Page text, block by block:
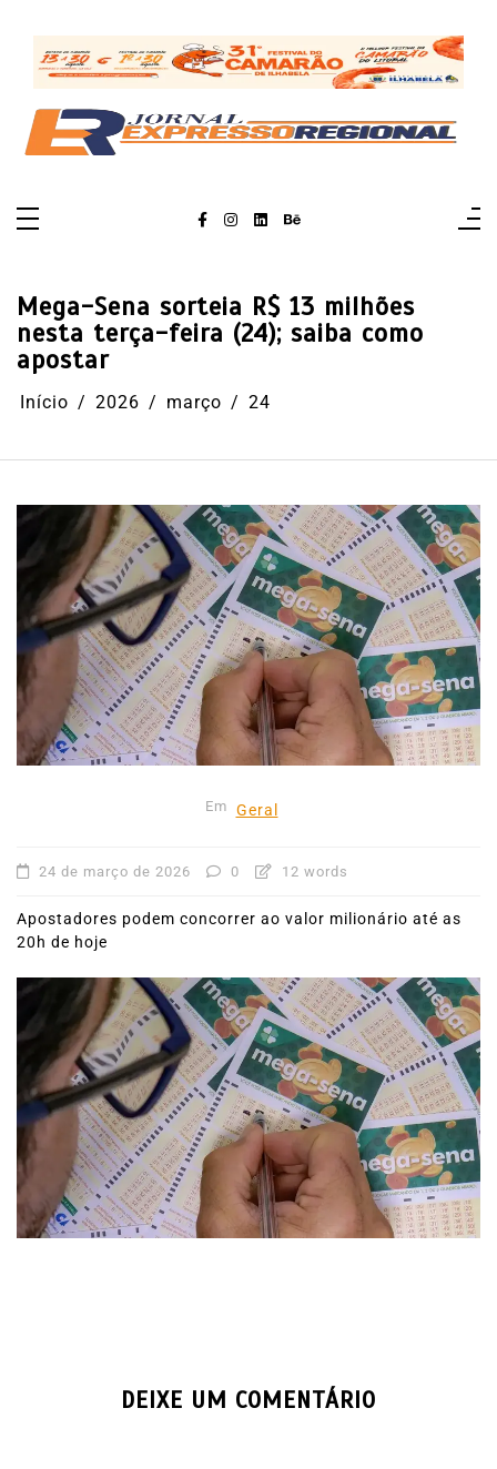
conteúdo
Mega-Sena sorteia R$ 13 milhões
nesta terça-feira (24); saiba como
apostar
Início 2026 março 24
Em Geral
24 de março de 2026 0 12 words
Apostadores podem concorrer ao valor milionário até as
20h de hoje
DEIXE UM COMENTÁRIO